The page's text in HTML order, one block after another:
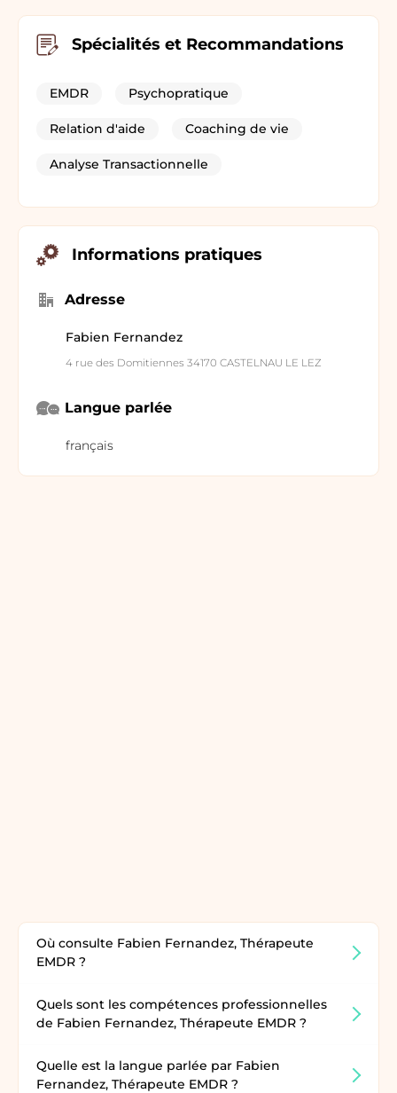
Spécialités et Recommandations
EMDR Psychopratique
Relation d'aide Coaching de vie
Analyse Transactionnelle
Informations pratiques
Adresse
Fabien Fernandez
4 rue des Domitiennes 34170 CASTELNAU LE LEZ
Langue parlée
français
Où consulte Fabien Fernandez, Thérapeute
EMDR ?
Quels sont les compétences professionnelles
de Fabien Fernandez, Thérapeute EMDR ?
Quelle est la langue parlée par Fabien
Fernandez, Thérapeute EMDR ?